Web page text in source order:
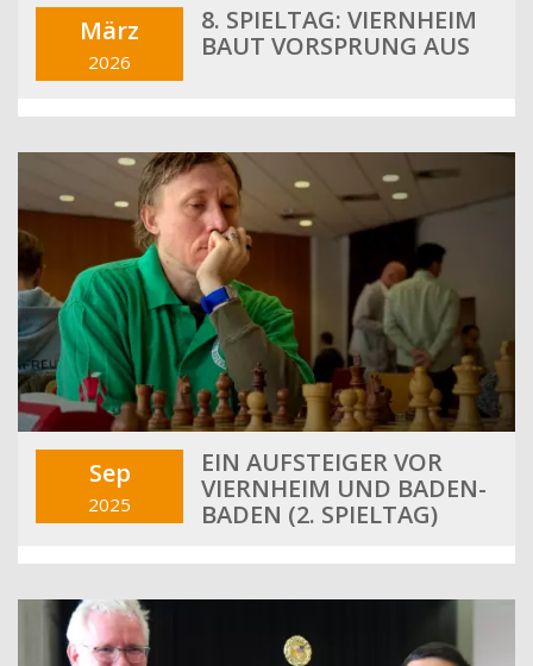
März
2026
8. SPIELTAG: VIERNHEIM
BAUT VORSPRUNG AUS
Sep
2025
EIN AUFSTEIGER VOR
VIERNHEIM UND BADEN-
BADEN (2. SPIELTAG)